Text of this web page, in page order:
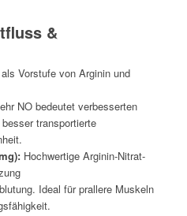
&
Vorstufe von Arginin und
NO bedeutet verbesserten
transportierte
Hochwertige Arginin-Nitrat-
Ideal für prallere Muskeln